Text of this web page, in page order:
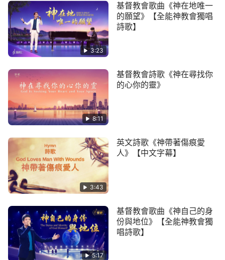
成了人新生活的動力。
3 人的傷口在一天天愈合，身體强壯了强壯了，
站立起來看到了看到了全能者的面目……原來他一直
是那樣動人，他的心還是那樣牽挂着他造的人類，他
的雙手還是當初那樣的温暖而有力。
4 人似乎回到了回到了伊甸園中的時刻，但此時
的人不再聽從蛇的引誘，不再躲避
膝跪拜在神的面前，迎着神的笑臉，獻上最珍貴的祭
物——噢！我的主，我的神！雙膝跪拜在神的面前，
迎着神的笑臉，獻上最珍貴的祭物——噢！我的主，
我的神！雙膝跪拜在神的面前，迎着神的笑臉，獻上
主，我的神！
——《跟隨羔羊唱新歌》
3:23
基督教會歌曲《神在地唯一
的願望》【全能神教會獨唱
詩歌】
8:11
基督教會詩歌《神在尋找你
的心你的靈》
3:43
英文詩歌《神帶著傷痕愛
人》【中文字幕】
5:17
基督教會歌曲《神自己的身
份與地位》【全能神教會獨
唱詩歌】